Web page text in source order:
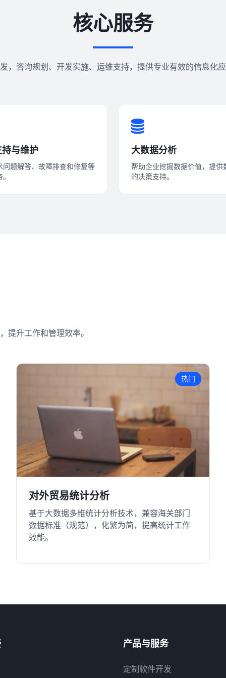
核心服务
，咨询规划、开发实施、运维支持，提供专业有效的信息化
与维护
问题解答、故障排查和修复等
大数据分析
帮助企业挖掘数据价值，提供
的决策支持。
提升工作和管理效率。
热门
对外贸易统计分析
基于大数据多维统计分析技术，兼容海关部门
数据标准（规范），化繁为简，提高统计工作
效能。
产品与服务
定制软件开发